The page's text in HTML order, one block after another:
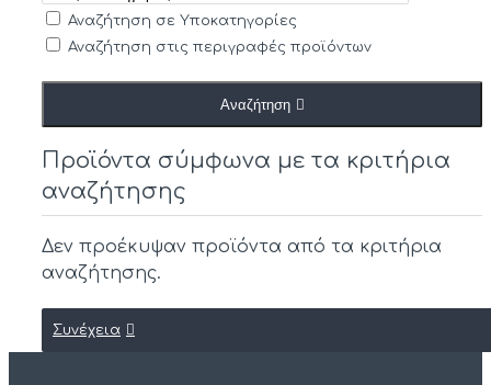
Αναζήτηση σε Υποκατηγορίες
Αναζήτηση στις περιγραφές προϊόντων
Αναζήτηση
Προϊόντα σύμφωνα με τα κριτήρια
αναζήτησης
Δεν προέκυψαν προϊόντα από τα κριτήρια
αναζήτησης.
Συνέχεια